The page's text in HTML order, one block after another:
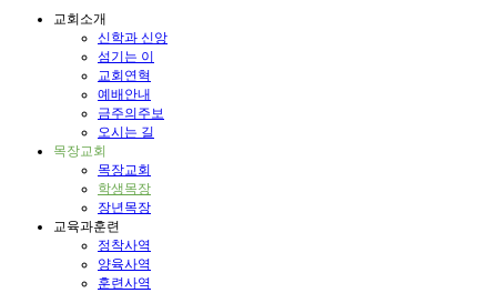
교회소개
신학과 신앙
섬기는 이
교회연혁
예배안내
금주의주보
오시는 길
목장교회
목장교회
학생목장
장년목장
교육과훈련
정착사역
양육사역
훈련사역